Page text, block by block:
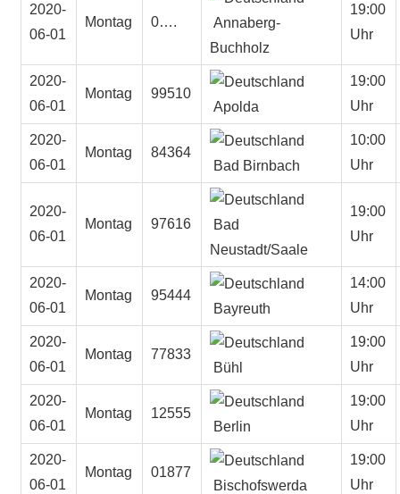
2020-
06-01
Montag 0….
Annaberg-
Buchholz
19:00
Uhr
2020-
06-01
Montag
99510
Apolda
19:00
Uhr
2020-
06-01
Montag
84364
Bad Birnbach
10:00
Uhr
2020-
06-01
Montag 97616
Bad
Neustadt/Saale
19:00
Uhr
2020-
06-01
Montag
95444
Bayreuth
14:00
Uhr
2020-
06-01
Montag
77833
Bühl
19:00
Uhr
2020-
06-01
Montag
12555
Berlin
19:00
Uhr
2020-
06-01
Montag
01877
Bischofswerda
19:00
Uhr